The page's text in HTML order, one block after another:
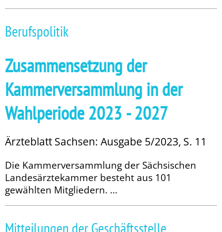
Berufspolitik
Zusammensetzung der
Kammerversammlung in der
Wahlperiode 2023 - 2027
Ärzteblatt Sachsen: Ausgabe 5/2023, S. 11
Die Kammerversammlung der Sächsischen
Landesärztekammer besteht aus 101
gewählten Mitgliedern. ...
Mitteilungen der Geschäftsstelle